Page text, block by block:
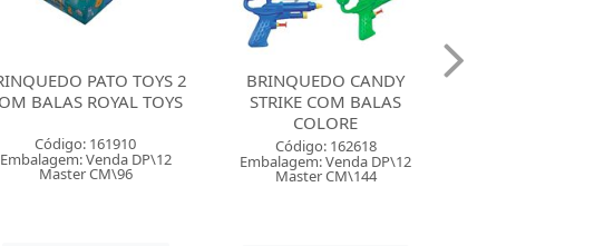
BRINQUEDO CANDY
STRIKE COM BALAS
Código: 162618
Embalagem: Venda DP\12
Master CM\144
BRINQUEDO GUMMY
BALL COM BALAS
COLORE
Código: 162624
Embalagem: Venda DP\12
Master CM\96